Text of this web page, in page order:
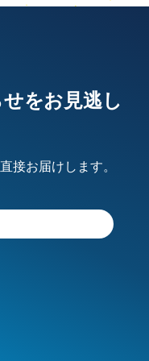
をお見逃し
接お届けします。